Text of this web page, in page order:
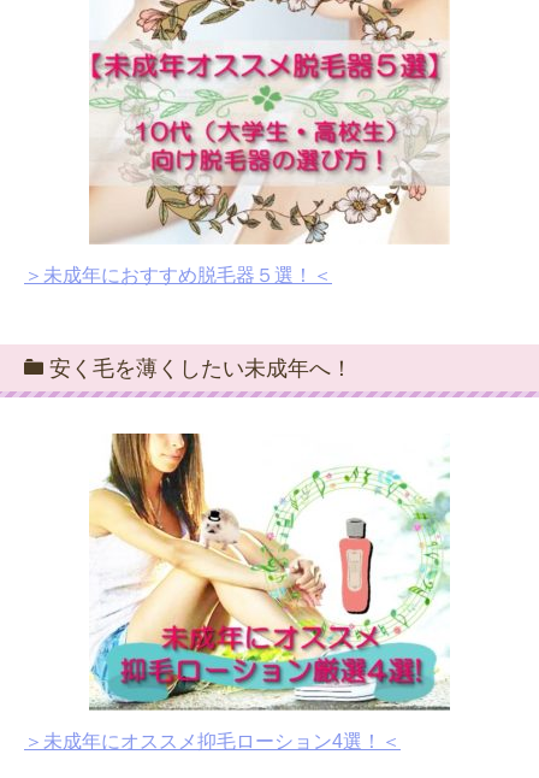
＞未成年におすすめ脱毛器５選！＜
安く毛を薄くしたい未成年へ！
＞未成年にオススメ抑毛ローション4選！＜